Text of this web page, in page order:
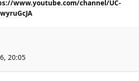
www.youtube.com/channel/UC-
20:05